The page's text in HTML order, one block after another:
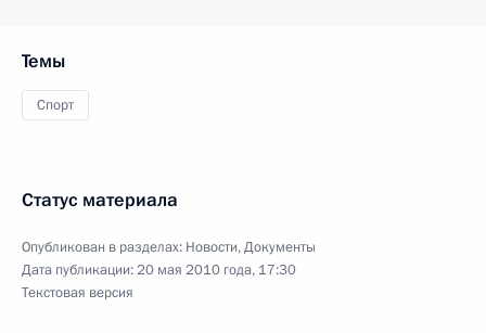
Темы
Спорт
Статус материала
Опубликован в разделах: Новости,Документы
Дата публикации:20 мая 2010 года, 17:30
Текстовая версия